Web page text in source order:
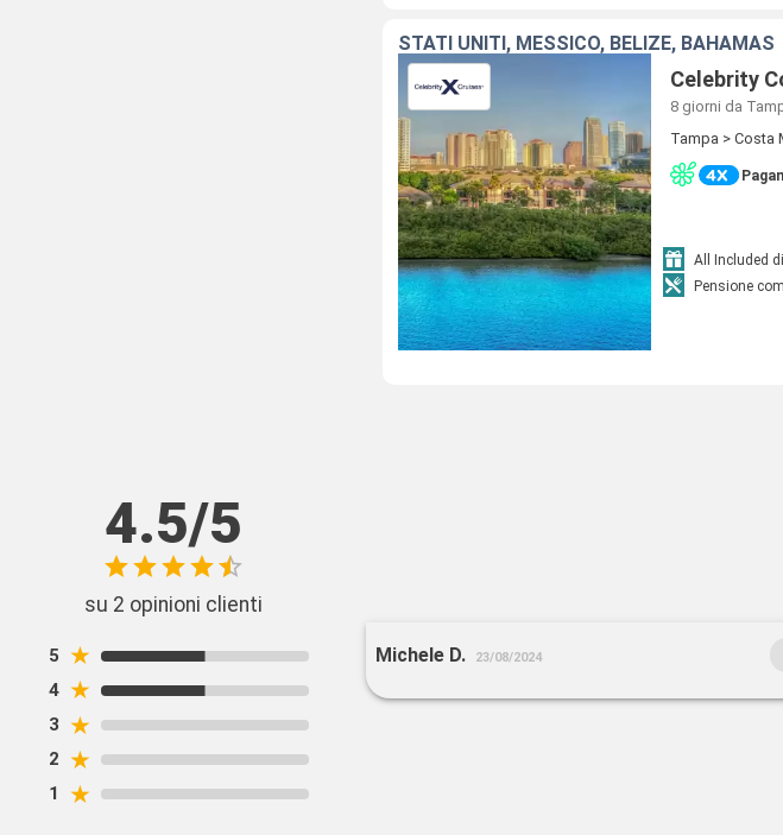
STATI UNITI, MESSICO, BELIZE, BAHAMAS
Celebrity
8 giorni da
Tampa > Costa
All Included
Pensione
4.5/5
su 2 opinioni clienti
5 ★
4 ★
3 ★
2 ★
1 ★
Michele D. 23/08/2024